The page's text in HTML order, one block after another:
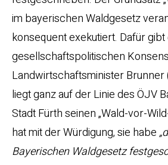
im bayerischen Waldgesetz
konsequent exekutiert. Dafür
gesellschaftspolitischen
Landwirtschaftsminister Brunner
liegt ganz auf der Linie des ÖJV
Stadt Fürth seinen „Wald-vor-
hat mit der Würdigung, sie habe
Bayerischen Waldgesetz